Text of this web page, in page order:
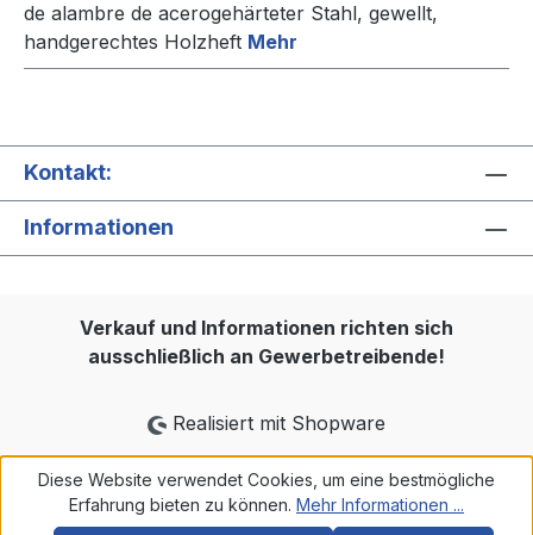
de alambre de acerogehärteter Stahl, gewellt,
handgerechtes Holzheft Mehr
Kontakt:
Informationen
Verkauf und Informationen richten sich
ausschließlich an Gewerbetreibende!
Realisiert mit Shopware
Diese Website verwendet Cookies, um eine bestmögliche
Erfahrung bieten zu können. Mehr Informationen ...